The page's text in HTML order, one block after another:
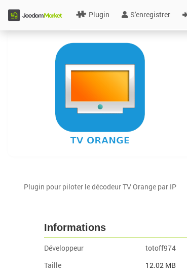
Plugin S'enregistrer
Plugin pour piloter le décodeur TV Orange par IP
Informations
Développeur
totoff974
Taille
12.02 MB